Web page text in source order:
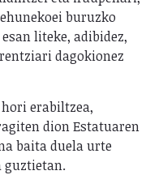
buruzko
liteke, adibidez,
dagokionez
erabiltzea,
dion Estatuaren
baita duela urte
guztietan.